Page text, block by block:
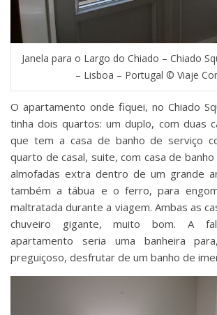
Janela para o Largo do Chiado – Chiado
– Lisboa – Portugal © Viaje
O apartamento onde fiquei, no Chiado
tinha dois quartos: um duplo, com duas
que tem a casa de banho de serviço
quarto de casal, suite, com casa de
almofadas extra dentro de um grande
também a tábua e o ferro, para
maltratada durante a viagem. Ambas as
chuveiro gigante, muito bom. A
apartamento seria uma banheira
preguiçoso, desfrutar de um banho de